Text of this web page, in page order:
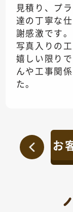
見積り、プ
達の丁寧な
謝感激です。
写真入りの
嬉しい限り
んや工事関
た。
お